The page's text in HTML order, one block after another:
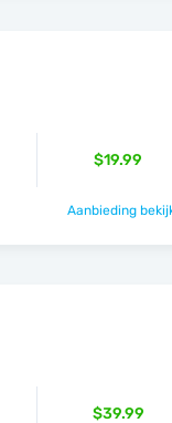
$19.99
Aanbieding
$39.99